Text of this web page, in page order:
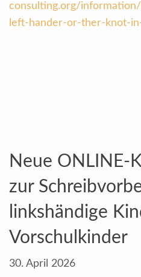
consulting.org/
left-hander-or-ther-knot-
Neue ONLINE-
zur
linkshändige
Vorschulkinder
30. April 2026